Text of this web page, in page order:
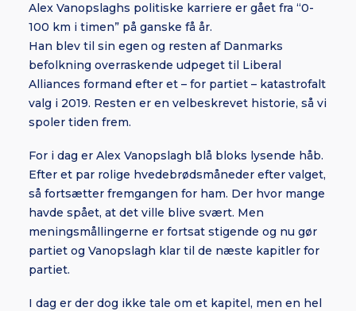
Alex Vanopslaghs politiske karriere er gået fra “0-
100 km i timen” på ganske få år.
Han blev til sin egen og resten af Danmarks
befolkning overraskende udpeget til Liberal
Alliances formand efter et – for partiet – katastrofalt
valg i 2019. Resten er en velbeskrevet historie, så vi
spoler tiden frem.
For i dag er Alex Vanopslagh blå bloks lysende håb.
Efter et par rolige hvedebrødsmåneder efter valget,
så fortsætter fremgangen for ham. Der hvor mange
havde spået, at det ville blive svært. Men
meningsmållingerne er fortsat stigende og nu gør
partiet og Vanopslagh klar til de næste kapitler for
partiet.
I dag er der dog ikke tale om et kapitel, men en hel